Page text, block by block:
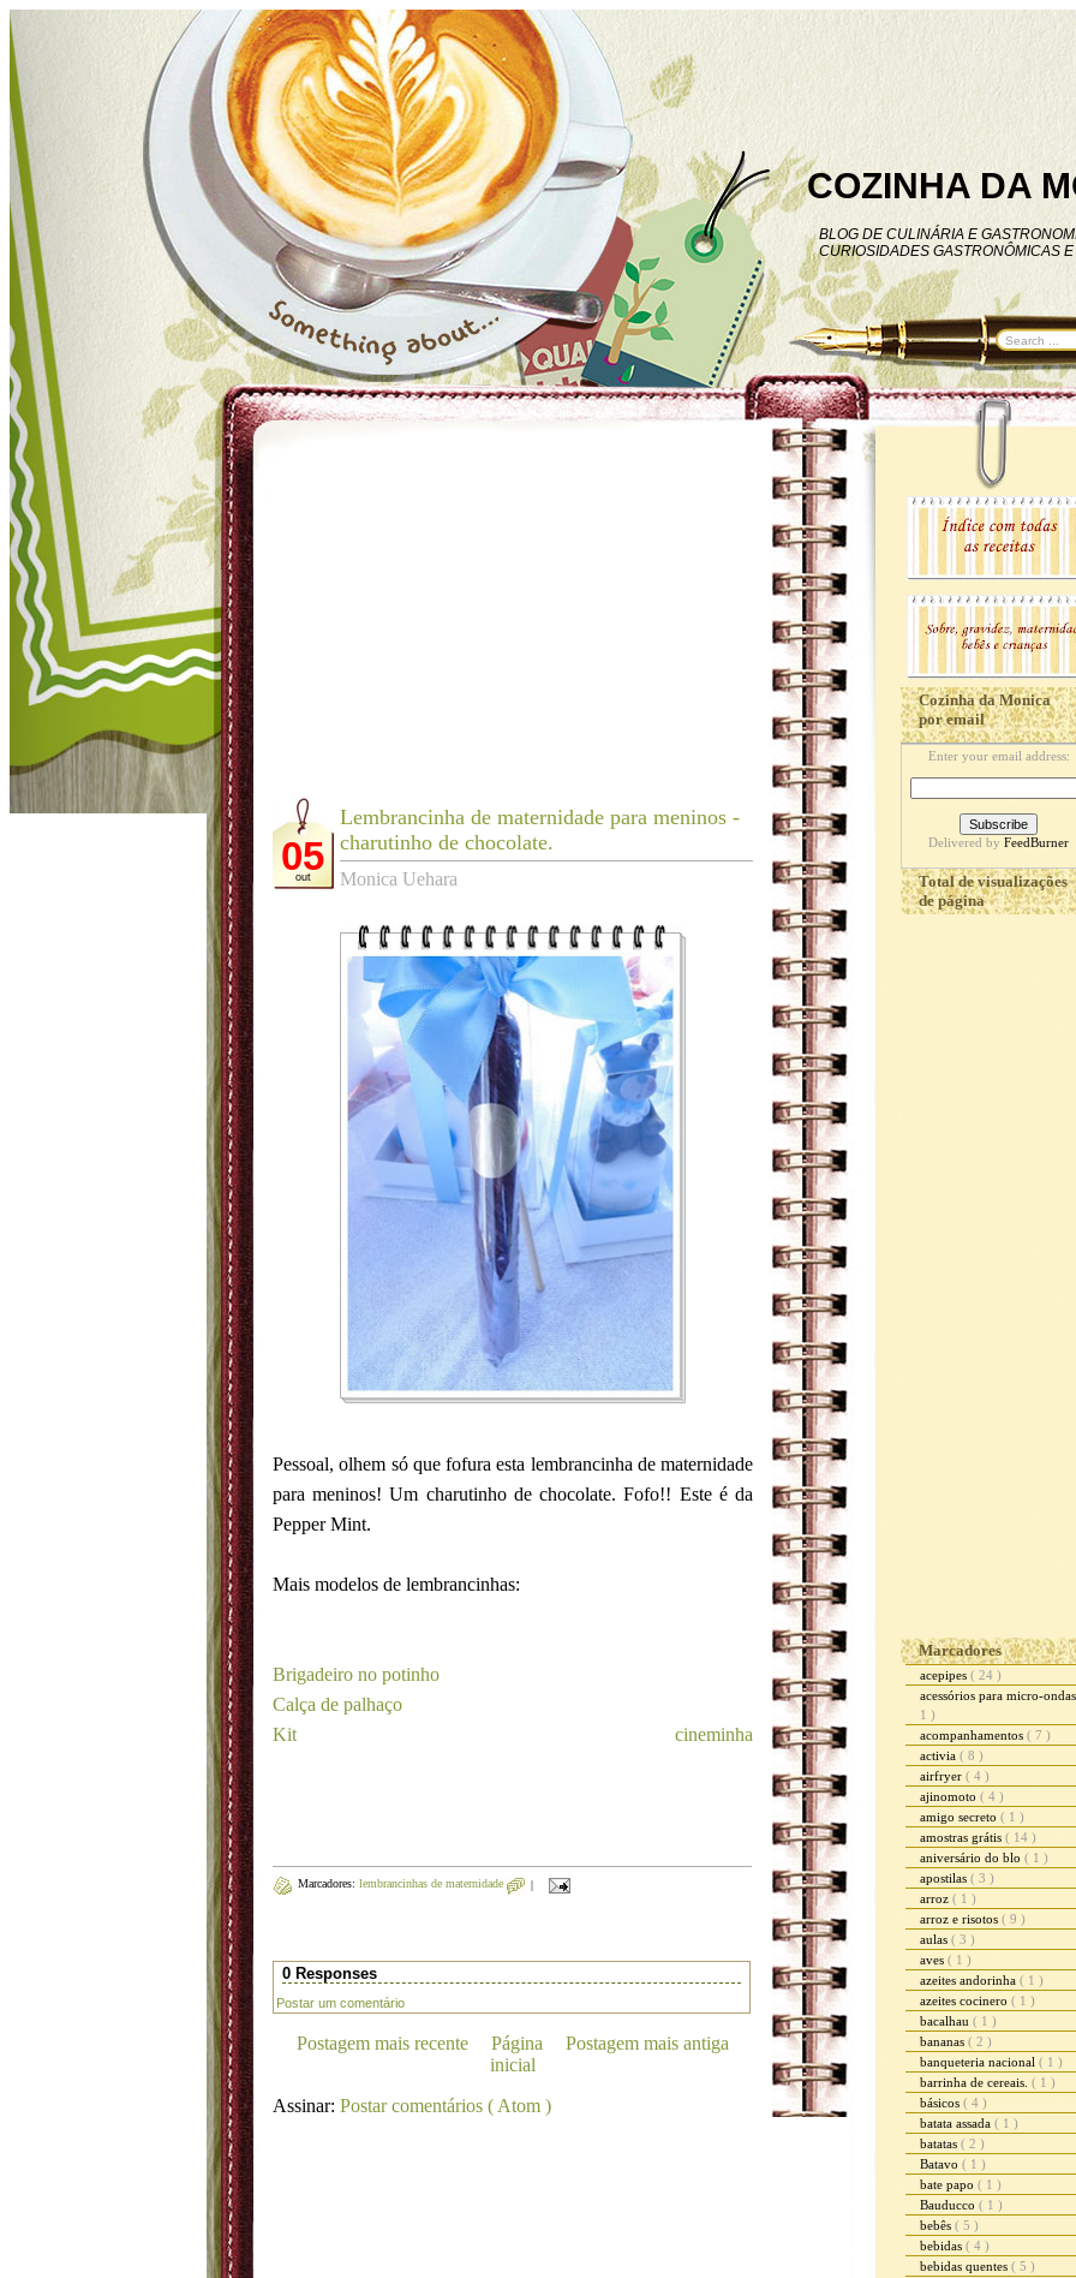
COZINHA DA
BLOG DE CULINÁRIA E
CURIOSIDADES GASTRONÔMICAS
05
out
Lembrancinha de maternidade para meninos -
charutinho de chocolate.
Monica Uehara
Pessoal, olhem só que fofura esta lembrancinha de maternidade
para meninos! Um charutinho de chocolate. Fofo!! Este é da
Pepper Mint.
Mais modelos de lembrancinhas:
Brigadeiro no potinho
Calça de palhaço
Kit cineminha
Marcadores: lembrancinhas de maternidade |
0 Responses
Postar um comentário
Postagem mais recente Postagem mais antiga
Página
inicial
Assinar: Postar comentários ( Atom )
Cozinha da Monica
por email
Enter your email address:
Delivered by FeedBurner
Total de visualizações
de página
Marcadores
acepipes ( 24 )
acessórios para micro-
1 )
acompanhamentos ( 7 )
activia ( 8 )
airfryer ( 4 )
ajinomoto ( 4 )
amigo secreto ( 1 )
amostras grátis ( 14 )
aniversário do blo ( 1 )
apostilas ( 3 )
arroz ( 1 )
arroz e risotos ( 9 )
aulas ( 3 )
aves ( 1 )
azeites andorinha ( 1 )
azeites cocinero ( 1 )
bacalhau ( 1 )
bananas ( 2 )
banqueteria nacional ( 1 )
barrinha de cereais. ( 1 )
básicos ( 4 )
batata assada ( 1 )
batatas ( 2 )
Batavo ( 1 )
bate papo ( 1 )
Bauducco ( 1 )
bebês ( 5 )
bebidas ( 4 )
bebidas quentes ( 5 )